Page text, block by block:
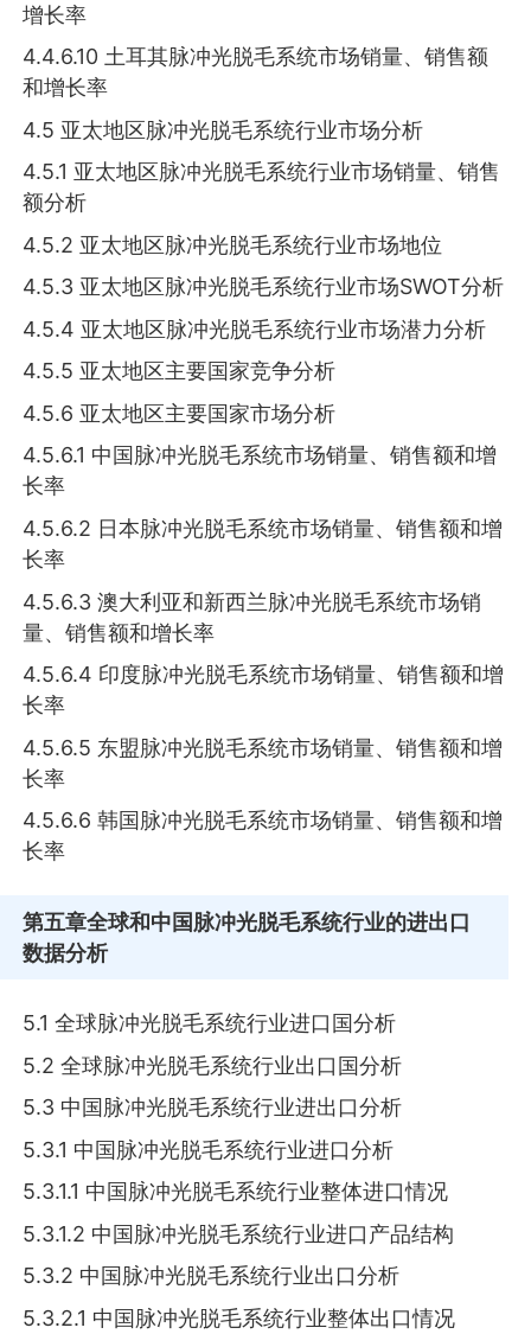
增长率
4.4.6.10 土耳其脉冲光脱毛系统市场销量、销售额
和增长率
4.5 亚太地区脉冲光脱毛系统行业市场分析
4.5.1 亚太地区脉冲光脱毛系统行业市场销量、销售
额分析
4.5.2 亚太地区脉冲光脱毛系统行业市场地位
4.5.3 亚太地区脉冲光脱毛系统行业市场SWOT分析
4.5.4 亚太地区脉冲光脱毛系统行业市场潜力分析
4.5.5 亚太地区主要国家竞争分析
4.5.6 亚太地区主要国家市场分析
4.5.6.1 中国脉冲光脱毛系统市场销量、销售额和增
长率
4.5.6.2 日本脉冲光脱毛系统市场销量、销售额和增
长率
4.5.6.3 澳大利亚和新西兰脉冲光脱毛系统市场销
量、销售额和增长率
4.5.6.4 印度脉冲光脱毛系统市场销量、销售额和增
长率
4.5.6.5 东盟脉冲光脱毛系统市场销量、销售额和增
长率
4.5.6.6 韩国脉冲光脱毛系统市场销量、销售额和增
长率
第五章全球和中国脉冲光脱毛系统行业的进出口
数据分析
5.1 全球脉冲光脱毛系统行业进口国分析
5.2 全球脉冲光脱毛系统行业出口国分析
5.3 中国脉冲光脱毛系统行业进出口分析
5.3.1 中国脉冲光脱毛系统行业进口分析
5.3.1.1 中国脉冲光脱毛系统行业整体进口情况
5.3.1.2 中国脉冲光脱毛系统行业进口产品结构
5.3.2 中国脉冲光脱毛系统行业出口分析
5.3.2.1 中国脉冲光脱毛系统行业整体出口情况